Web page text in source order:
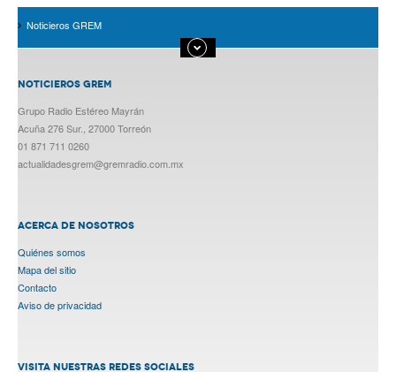
Noticieros GREM
NOTICIEROS GREM
Grupo Radio Estéreo Mayrán
Acuña 276 Sur., 27000 Torreón
01 871 711 0260
actualidadesgrem@gremradio.com.mx
ACERCA DE NOSOTROS
Quiénes somos
Mapa del sitio
Contacto
Aviso de privacidad
VISITA NUESTRAS REDES SOCIALES